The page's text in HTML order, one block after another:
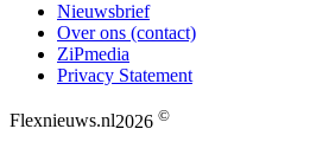
Nieuwsbrief
Over ons (contact)
ZiPmedia
Privacy Statement
Flexnieuws.nl2026 ©